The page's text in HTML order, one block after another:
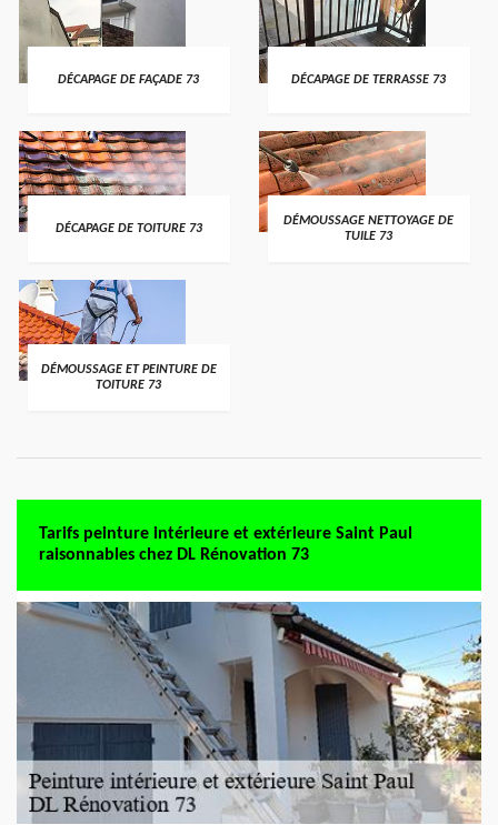
DÉCAPAGE DE FAÇADE 73 DÉCAPAGE DE TERRASSE 73
DÉCAPAGE DE TOITURE 73
DÉMOUSSAGE NETTOYAGE DE
TUILE 73
DÉMOUSSAGE ET PEINTURE DE
TOITURE 73
Tarifs peinture intérieure et extérieure Saint Paul
raisonnables chez DL Rénovation 73